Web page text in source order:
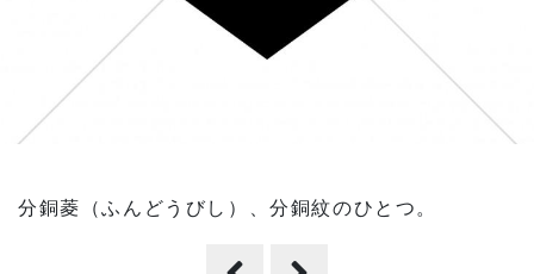
分銅菱（ふんどうびし）、分銅紋のひとつ。